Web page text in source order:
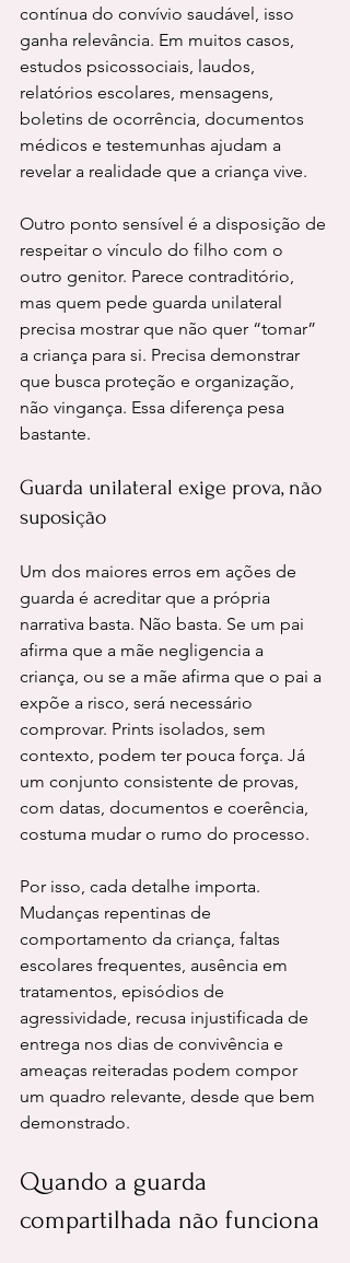
contínua do convívio saudável, isso
ganha relevância. Em muitos casos,
estudos psicossociais, laudos,
relatórios escolares, mensagens,
boletins de ocorrência, documentos
médicos e testemunhas ajudam a
revelar a realidade que a criança vive.
Outro ponto sensível é a disposição de
respeitar o vínculo do filho com o
outro genitor. Parece contraditório,
mas quem pede guarda unilateral
precisa mostrar que não quer “tomar”
a criança para si. Precisa demonstrar
que busca proteção e organização,
não vingança. Essa diferença pesa
bastante.
Guarda unilateral exige prova, não
suposição
Um dos maiores erros em ações de
guarda é acreditar que a própria
narrativa basta. Não basta. Se um pai
afirma que a mãe negligencia a
criança, ou se a mãe afirma que o pai a
expõe a risco, será necessário
comprovar. Prints isolados, sem
contexto, podem ter pouca força. Já
um conjunto consistente de provas,
com datas, documentos e coerência,
costuma mudar o rumo do processo.
Por isso, cada detalhe importa.
Mudanças repentinas de
comportamento da criança, faltas
escolares frequentes, ausência em
tratamentos, episódios de
agressividade, recusa injustificada de
entrega nos dias de convivência e
ameaças reiteradas podem compor
um quadro relevante, desde que bem
demonstrado.
Quando a guarda
compartilhada não funciona